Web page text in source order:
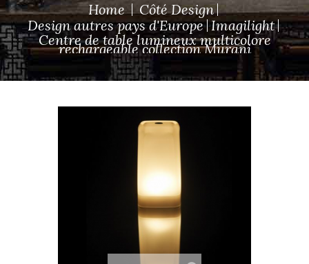
Home
Côté Design
Design autres pays d'Europe Imagilight
Centre de table lumineux multicolore
rechargeable collection Murani